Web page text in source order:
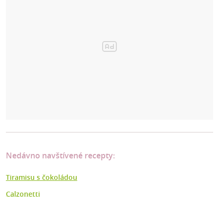
Nedávno navštívené recepty:
Tiramisu s čokoládou
Calzonetti